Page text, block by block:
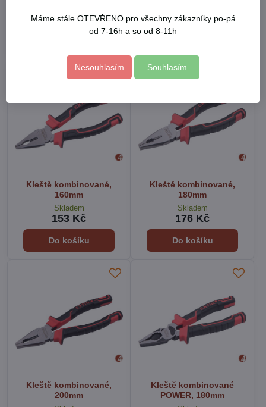
125 Kč 102 Kč
Kleště kombinované,
160mm
Skladem
153 Kč
Do košíku
Kleště kombinované,
180mm
Skladem
176 Kč
Do košíku
Kleště kombinované,
200mm
Kleště kombinované
POWER, 180mm
Máme stále OTEVŘENO pro všechny zákazníky po-pá
od 7-16h a so od 8-11h
Nesouhlasím Souhlasím